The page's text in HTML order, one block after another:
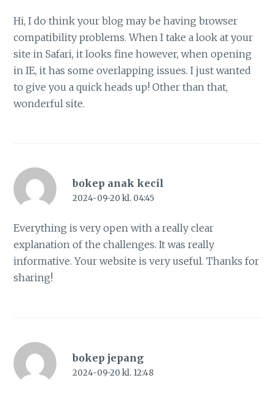
Hi, I do think your blog may be having browser
compatibility problems. When I take a look at your
site in Safari, it looks fine however, when opening
in IE, it has some overlapping issues. I just wanted
to give you a quick heads up! Other than that,
wonderful site.
bokep anak kecil
2024-09-20 kl. 04:45
Everything is very open with a really clear
explanation of the challenges. It was really
informative. Your website is very useful. Thanks for
sharing!
bokep jepang
2024-09-20 kl. 12:48